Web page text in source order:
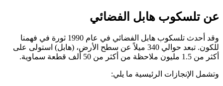
عن تلسكوب هابل الفضائي
وقد أحدث تلسكوب هابل الفضائي في عام 1990 ثورة في فهمنا
للكون. تبعد حوالي 340 ميلاً عن سطح الأرض، (هابل) استولى على
أكثر من 1.5 مليون ملاحظة من أكثر من 50 ألف قطعة سماوية.
وتشمل الإنجازات الرئيسية ما يلي: